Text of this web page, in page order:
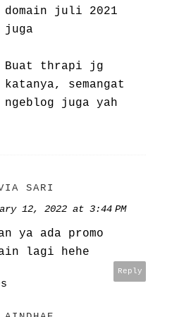
domain juli 2021
juga
Buat thrapi jg
katanya, semangat
ngeblog juga yah
SARI
12, 2022 at 3:44 PM
ya ada promo
lagi hehe
Reply